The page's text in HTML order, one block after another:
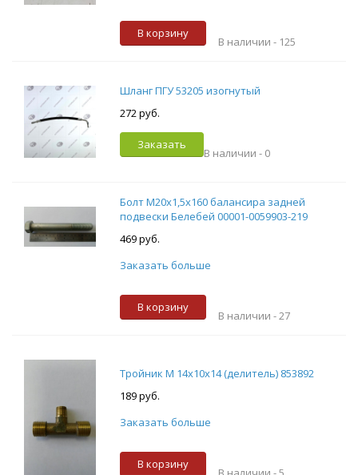
В корзину
В наличии - 125
Шланг ПГУ 53205 изогнутый
272 руб.
Заказать
В наличии - 0
Болт М20х1,5х160 балансира задней
подвески Белебей 00001-0059903-219
469 руб.
Заказать больше
В корзину
В наличии - 27
Тройник М 14х10х14 (делитель) 853892
189 руб.
Заказать больше
В корзину